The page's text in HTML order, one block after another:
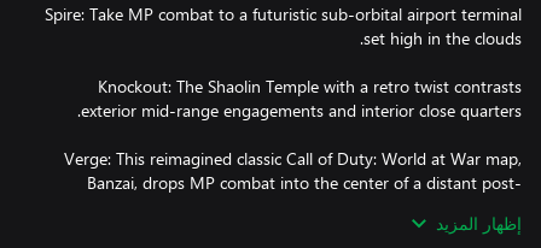
Spire: Take MP combat to a futuristic sub-orbital airport terminal
Knockout: The Shaolin Temple with a retro twist contrasts
Verge: This reimagined classic Call of Duty: World at War map,
Banzai, drops MP combat into the center of a distant post-
إظهار المزيد